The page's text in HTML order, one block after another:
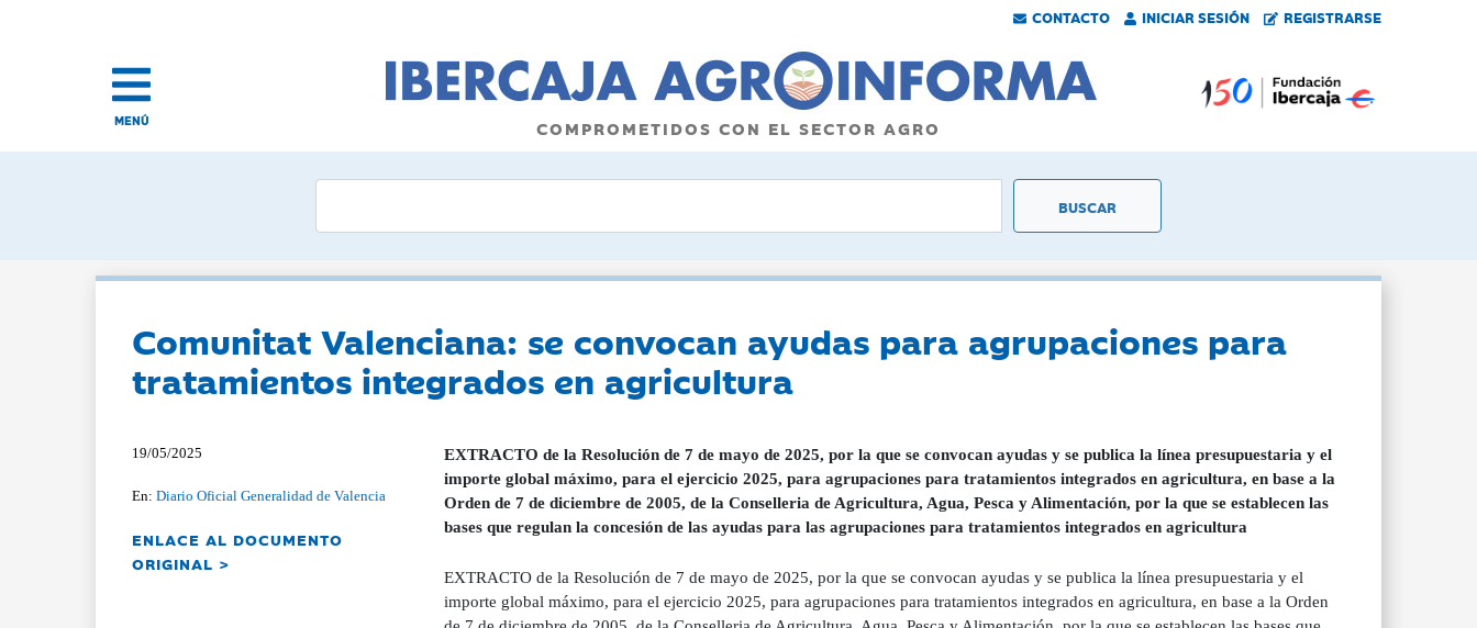
CONTACTO INICIAR SESIÓN REGISTRARSE
MENÚ COMPROMETIDOS CON EL SECTOR AGRO
Comunitat Valenciana: se convocan ayudas para agrupaciones para
tratamientos integrados en agricultura
19/05/2025
En:Diario Oficial Generalidad de Valencia
ENLACE AL DOCUMENTO
ORIGINAL >
EXTRACTO de la Resolución de 7 de mayo de 2025, por la que se convocan ayudas y se publica la línea presupuestaria y el
importe global máximo, para el ejercicio 2025, para agrupaciones para tratamientos integrados en agricultura, en base a la
Orden de 7 de diciembre de 2005, de la Conselleria de Agricultura, Agua, Pesca y Alimentación, por la que se establecen las
bases que regulan la concesión de las ayudas para las agrupaciones para tratamientos integrados en agricultura
EXTRACTO de la Resolución de 7 de mayo de 2025, por la que se convocan ayudas y se publica la línea presupuestaria y el
importe global máximo, para el ejercicio 2025, para agrupaciones para tratamientos integrados en agricultura, en base a la Orden